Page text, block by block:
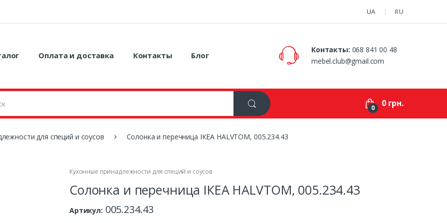
UA RU
Оплата и доставка Контакты Блог
Контакты: 068 841 00 48
mebel.club@gmail.com
0 0 грн.
для специй и соусов Солонка и перечница ІКЕА HALVTOM, 005.234.43
Кухонные принадлежности для специй и соусов
Солонка и перечница ІКЕА HALVTOM, 005.234.43
Артикул: 005.234.43